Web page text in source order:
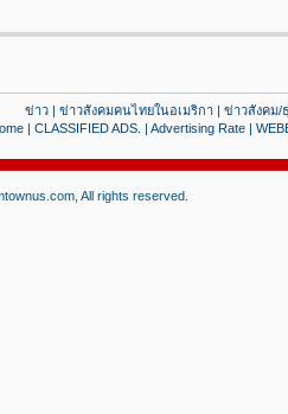
ข่าว| ข่าวสังคมคนไทยในอเมริกา| ข่าวสังคม/
| CLASSIFIED ADS. Advertising Rate|
All rights reserved.